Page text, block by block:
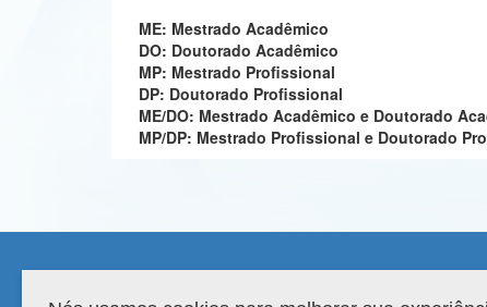
ME: Mestrado Acadêmico
DO: Doutorado Acadêmico
MP: Mestrado Profissional
DP: Doutorado Profissional
ME/DO: Mestrado Acadêmico e Doutorado
MP/DP: Mestrado Profissional e Doutorado